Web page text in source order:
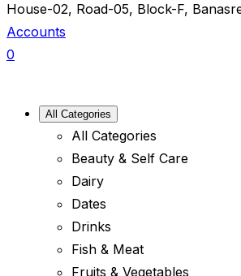
House-02, Road-05, Block-F,
Accounts
0
All Categories
All Categories
Beauty & Self Care
Dairy
Dates
Drinks
Fish & Meat
Fruits & Vegetables